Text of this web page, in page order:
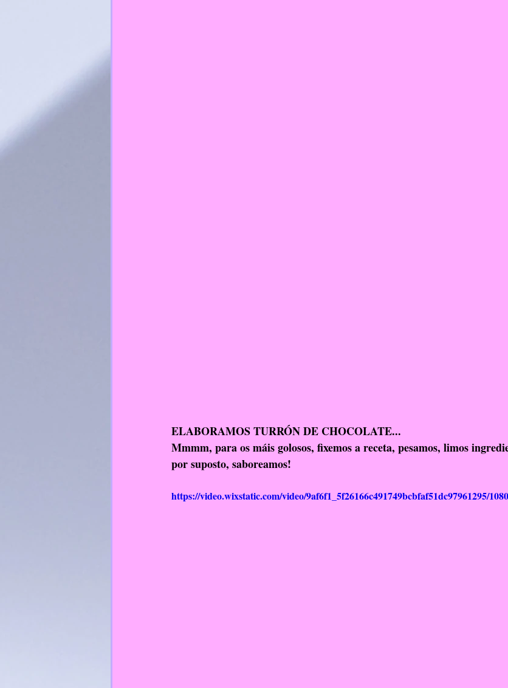
ELABORAMOS TURRÓN DE CHOCOLATE...
Mmmm, para os máis golosos, fixemos a receta, pesamos, limos
por suposto, saboreamos!
https://video.wixstatic.com/video/9af6f1_5f26166c491749bcbfaf51dc97961295/